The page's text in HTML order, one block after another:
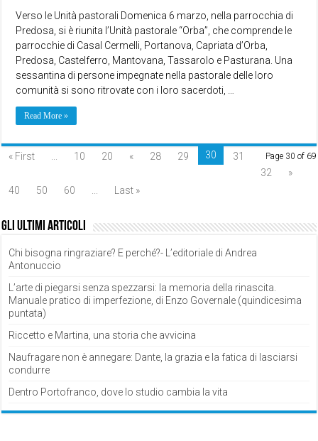
Verso le Unità pastorali Domenica 6 marzo, nella parrocchia di
Predosa, si è riunita l’Unità pastorale “Orba”, che comprende le
parrocchie di Casal Cermelli, Portanova, Capriata d’Orba,
Predosa, Castelferro, Mantovana, Tassarolo e Pasturana. Una
sessantina di persone impegnate nella pastorale delle loro
comunità si sono ritrovate con i loro sacerdoti, …
Read More »
Page 30 of 69
« First 10 20 « 28 29 30
31
32
»
40
50 60 Last »
Gli ultimi articoli
Chi bisogna ringraziare? E perché?- L’editoriale di Andrea
Antonuccio
L’arte di piegarsi senza spezzarsi: la memoria della rinascita.
Manuale pratico di imperfezione, di Enzo Governale (quindicesima
puntata)
Riccetto e Martina, una storia che avvicina
Naufragare non è annegare: Dante, la grazia e la fatica di lasciarsi
condurre
Dentro Portofranco, dove lo studio cambia la vita